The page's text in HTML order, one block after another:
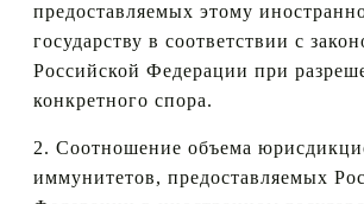
предоставляемых этому
государству в соответствии с
Российской Федерации при
конкретного спора.
2. Соотношение объема
иммунитетов, предоставляемых